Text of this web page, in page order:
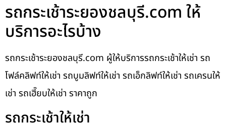
รถกระเช้าระยองชลบุรี.com ให้
บริการอะไรบ้าง
รถกระเช้าระยองชลบุรี.com ผู้ให้บริการรถกระเช้าให้เช่า รถ
โฟล์คลิฟท์ให้เช่า รถบูมลิฟท์ให้เช่า รถเอ็กลิฟท์ให้เช่า รถเครนให้
เช่า รถเฮี๊ยบให้เช่า ราคาถูก
รถกระเช้าให้เช่า